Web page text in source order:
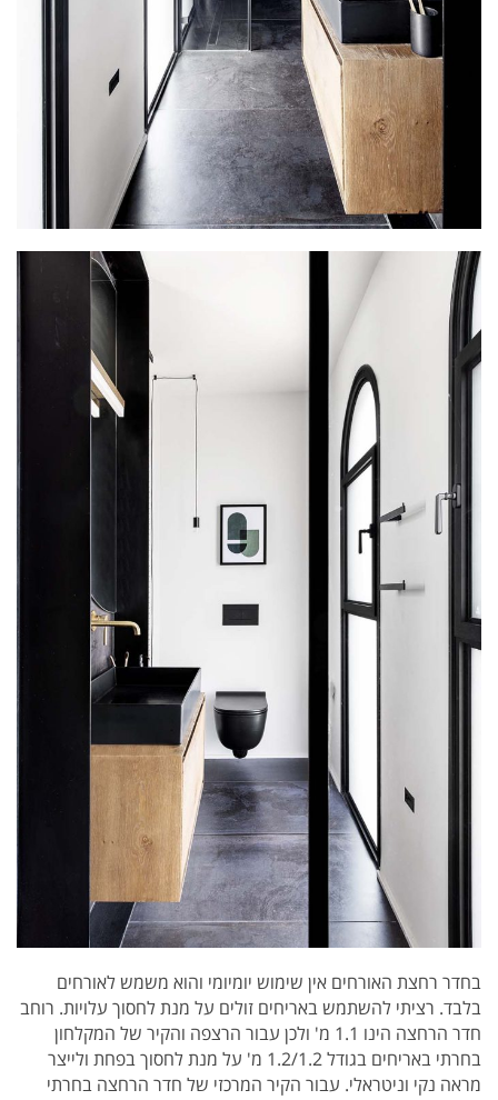
בחדר רחצת האורחים אין שימוש יומיומי והוא משמש לאורחים
בלבד. רציתי להשתמש באריחים זולים על מנת לחסוך עלויות. רוחב
חדר הרחצה הינו 1.1 מ' ולכן עבור הרצפה והקיר של המקלחון
בחרתי באריחים בגודל 1.2/1.2 מ' על מנת לחסוך בפחת ולייצר
מראה נקי וניטראלי. עבור הקיר המרכזי של חדר הרחצה בחרתי